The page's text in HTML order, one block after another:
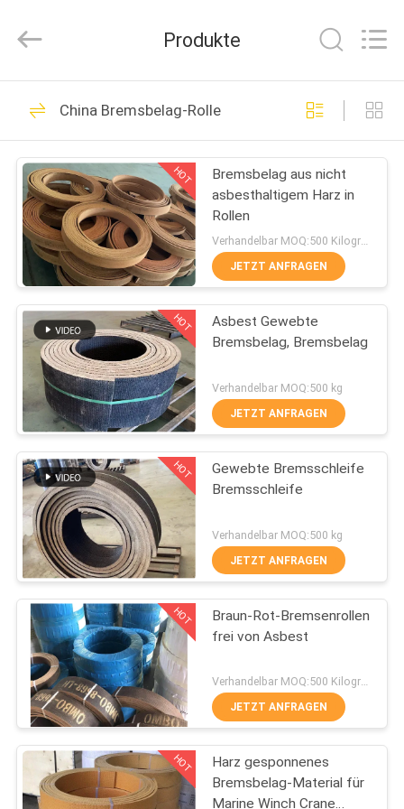
HAUS
PRODUKTE
ÜBER
UNS
FABRIK-
AUSFLUG
QUALITÄTSKONTROLLE
TRETEN
SIE
MIT
UNS
IN
VERBINDUNG
FORDERN
SIE EIN
ZITAT
SITEMAP
Reserved.
Bremsbelag-Rolle
42
Bremsrollenfutter
23
Gesponnene
Bremsbelag-Rolle
Bremsblock-
Material
34
Produkte
China Bremsbelag-Rolle
HOT
Bremsbelag aus nicht
asbesthaltigem Harz in
Rollen
Verhandelbar MOQ:500 Kilogramm
JETZT ANFRAGEN
HOT
Asbest Gewebte
Bremsbelag, Bremsbelag
Verhandelbar MOQ:500 kg
JETZT ANFRAGEN
HOT
Gewebte Bremsschleife
Bremsschleife
Verhandelbar MOQ:500 kg
JETZT ANFRAGEN
HOT
Braun-Rot-Bremsenrollen
frei von Asbest
Verhandelbar MOQ:500 Kilogramm
JETZT ANFRAGEN
HOT
Harz gesponnenes
Bremsbelag-Material für
Marine Winch Crane